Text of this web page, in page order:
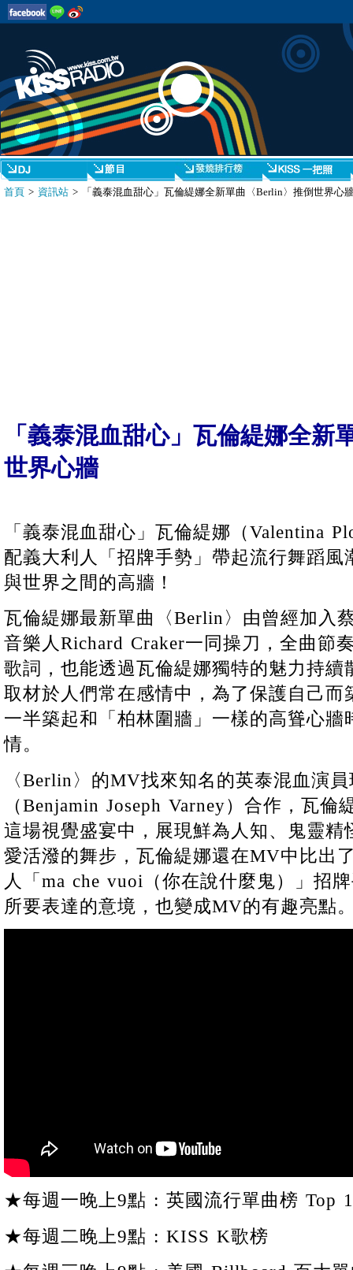
首頁 > 資訊站 > 「義泰混血甜心」瓦倫緹娜全新單曲〈Berlin〉推倒世界心
「義泰混血甜心」瓦倫緹娜全新
世界心牆
「義泰混血甜心」瓦倫緹娜（Valentina
配義大利人「招牌手勢」帶起流行舞蹈
與世界之間的高牆！
瓦倫緹娜最新單曲〈Berlin〉由曾經加入
音樂人Richard Craker一同操刀，全曲節
歌詞，也能透過瓦倫緹娜獨特的魅力持續
取材於人們常在感情中，為了保護自己而
一半築起和「柏林圍牆」一樣的高聳心牆
情。
〈Berlin〉的MV找來知名的英泰混血演
（Benjamin Joseph Varney）合作，瓦
這場視覺盛宴中，展現鮮為人知、鬼靈精
愛活潑的舞步，瓦倫緹娜還在MV中比出
人「ma che vuoi（你在說什麼鬼）」招
所要表達的意境，也變成MV的有趣亮點
★每週一晚上9點 : 英國流行單曲榜 Top
★每週二晚上9點 : KISS K歌榜